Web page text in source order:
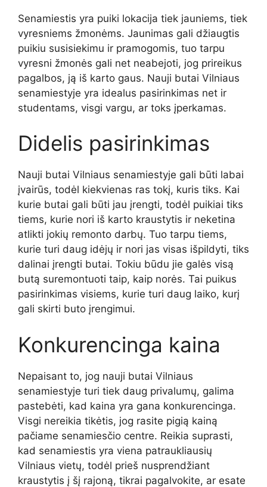
Senamiestis yra puiki lokacija tiek jauniems, tiek
vyresniems žmonėms. Jaunimas gali džiaugtis
puikiu susisiekimu ir pramogomis, tuo tarpu
vyresni žmonės gali net neabejoti, jog prireikus
pagalbos, ją iš karto gaus. Nauji butai Vilniaus
senamiestyje yra idealus pasirinkimas net ir
studentams, visgi vargu, ar toks įperkamas.
Didelis pasirinkimas
Nauji butai Vilniaus senamiestyje gali būti labai
įvairūs, todėl kiekvienas ras tokį, kuris tiks. Kai
kurie butai gali būti jau įrengti, todėl puikiai tiks
tiems, kurie nori iš karto kraustytis ir neketina
atlikti jokių remonto darbų. Tuo tarpu tiems,
kurie turi daug idėjų ir nori jas visas išpildyti, tiks
dalinai įrengti butai. Tokiu būdu jie galės visą
butą suremontuoti taip, kaip norės. Tai puikus
pasirinkimas visiems, kurie turi daug laiko, kurį
gali skirti buto įrengimui.
Konkurencinga kaina
Nepaisant to, jog nauji butai Vilniaus
senamiestyje turi tiek daug privalumų, galima
pastebėti, kad kaina yra gana konkurencinga.
Visgi nereikia tikėtis, jog rasite pigią kainą
pačiame senamiesčio centre. Reikia suprasti,
kad senamiestis yra viena patraukliausių
Vilniaus vietų, todėl prieš nusprendžiant
kraustytis į šį rajoną, tikrai pagalvokite, ar esate